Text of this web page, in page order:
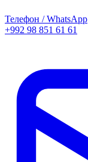
Телефон / WhatsApp
+992 98 851 61 61